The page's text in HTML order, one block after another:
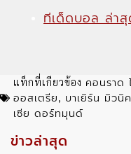
ทีเด็ดบอล ล่า
แท็กที่เกียวข้อง คอนราด
ออสเตรีย บาเยิร์น มิวนิค
เซีย ดอร์ทมุนด์
ข่าวล่าสุด